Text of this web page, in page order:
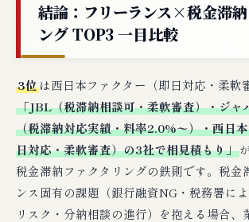
結論：フリーランス×税金滞納
ング TOP3 一目比較
3位は西日本ファクター（即日対応・柔軟
「JBL（税滞納相談可・柔軟審査）・ジャ
（税滞納対応実績・料率2.0%〜）・西日
日対応・柔軟審査）の3社で相見積もり」
税金滞納ファクタリングの鉄則です。税金
ンス固有の課題（銀行融資NG・税務署に
リスク・分納相談の進行）を抱える場合、